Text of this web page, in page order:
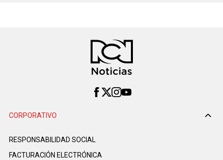
CORPORATIVO
RESPONSABILIDAD SOCIAL
FACTURACIÓN ELECTRÓNICA